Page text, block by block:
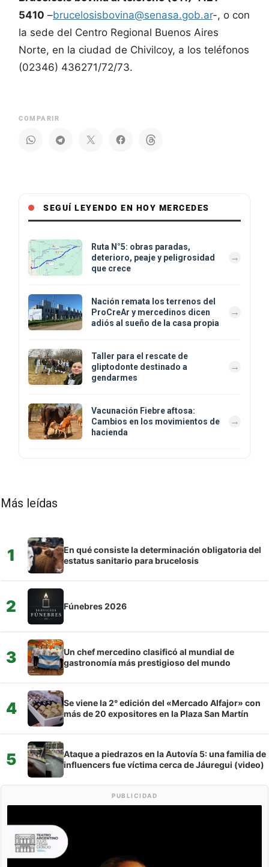
5410 –brucelosisbovina@senasa.gob.ar-, o con
la sede del Centro Regional Buenos Aires
Norte, en la ciudad de Chivilcoy, a los teléfonos
(02346) 436271/72/73.
COMPARIR
SEGUÍ LEYENDO EN HOY MERCEDES
Ruta N°5: obras paradas,
deterioro, peaje y peligrosidad
que crece
Nación remata los terrenos del
ProCreAr y mercedinos dicen
adiós al sueño de la casa propia
Taller para el rescate de
gliptodonte destinado a
gendarmes
Vacunación Fiebre aftosa:
Cambios en los movimientos de
hacienda
Más leídas
1
En qué consiste la determinación obligatoria del
estatus sanitario para brucelosis
2 Fúnebres 2026
3
Un chef mercedino clasificó al mundial de
gastronomía más prestigioso del mundo
4
Se viene la 2° edición del «Mercado Alfajor» con
más de 20 expositores en la Plaza San Martín
5
Ataque a piedrazos en la Autovía 5: una familia de
influencers fue víctima cerca de Jáuregui (video)
PUBLICIDAD